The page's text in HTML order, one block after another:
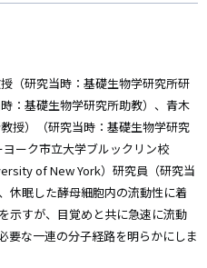
（研究当時：基礎生物学研究所研
：基礎生物学研究所助教）、青木
授）（研究当時：基礎生物学研究
ーク市立大学ブルックリン校
of New York）研究員（研究当
休眠した酵母細胞内の流動性に着
示すが、目覚めと共に急速に流動
要な一連の分子経路を明らかにしま